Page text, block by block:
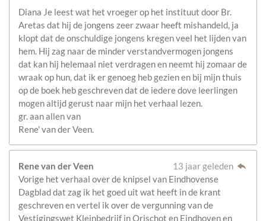
Diana Je leest wat het vroeger op het instituut door Br.
Aretas dat hij de jongens zeer zwaar heeft mishandeld, ja
klopt dat de onschuldige jongens kregen veel het lijden van
hem. Hij zag naar de minder verstandvermogen jongens
dat kan hij helemaal niet verdragen en neemt hij zomaar de
wraak op hun, dat ik er genoeg heb gezien en bij mijn thuis
op de boek heb geschreven dat de iedere dove leerlingen
mogen altijd gerust naar mijn het verhaal lezen.
gr. aan allen van
Rene' van der Veen.
Rene van der Veen
13 jaar geleden
Vorige het verhaal over de knipsel van Eindhovense
Dagblad dat zag ik het goed uit wat heeft in de krant
geschreven en vertel ik over de vergunning van de
Vestigingswet Kleinbedrijf in Orischot en Eindhoven en